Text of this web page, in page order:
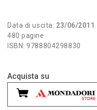
Data di uscita: 23/06/2011
480 pagine
ISBN: 9788804298830
Acquista su